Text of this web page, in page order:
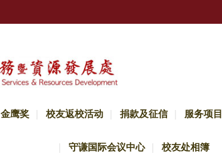
金鹰奖 校友返校活动 捐款及征信 服务项目
守谦国际会议中心 校友处相簿